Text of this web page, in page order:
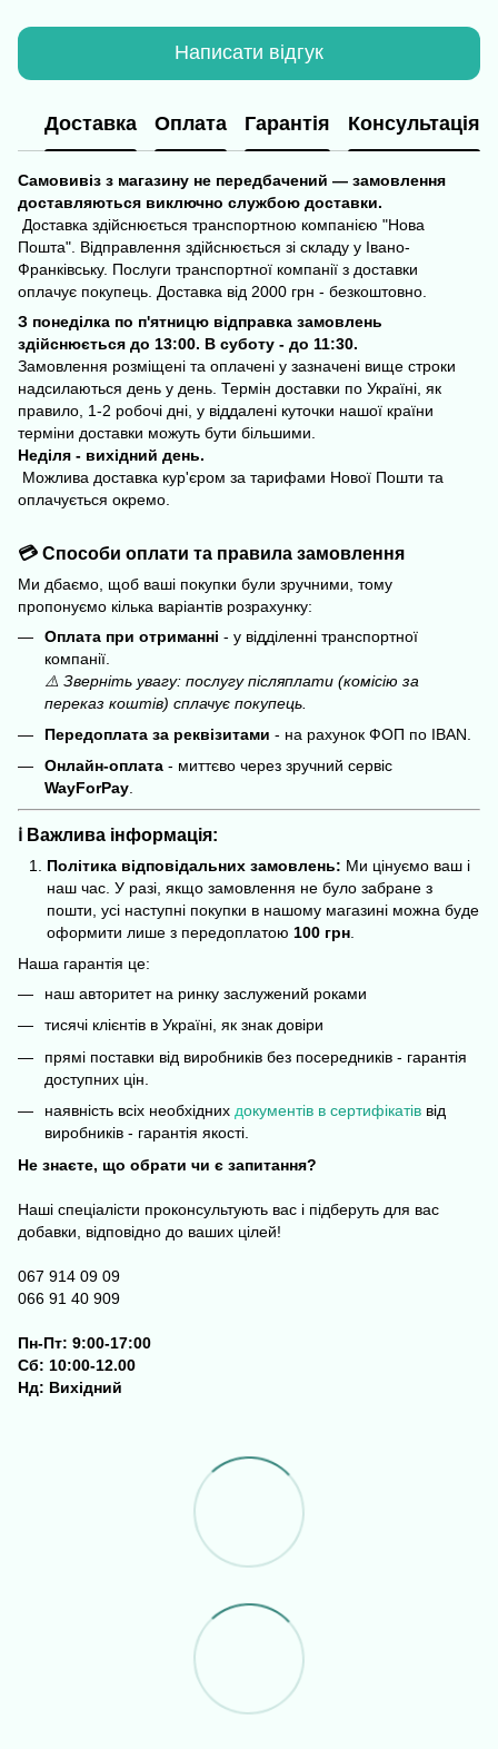
Написати відгук
Доставка Оплата Гарантія Консультація
Самовивіз з магазину не передбачений — замовлення
доставляються виключно службою доставки.
Доставка здійснюється транспортною компанією "Нова
Пошта". Відправлення здійснюється зі складу у Івано-
Франківську. Послуги транспортної компанії з доставки
оплачує покупець. Доставка від 2000 грн - безкоштовно.
З понеділка по п'ятницю відправка замовлень
здійснюється до 13:00. В суботу - до 11:30.
Замовлення розміщені та оплачені у зазначені вище строки
надсилаються день у день. Термін доставки по Україні, як
правило, 1-2 робочі дні, у віддалені куточки нашої країни
терміни доставки можуть бути більшими.
Неділя - вихідний день.
Можлива доставка кур'єром за тарифами Нової Пошти та
оплачується окремо.
💳 Способи оплати та правила замовлення
Ми дбаємо, щоб ваші покупки були зручними, тому
пропонуємо кілька варіантів розрахунку:
Оплата при отриманні - у відділенні транспортної
компанії.
⚠️ Зверніть увагу: послугу післяплати (комісію за
переказ коштів) сплачує покупець.
Передоплата за реквізитами - на рахунок ФОП по IBAN.
Онлайн-оплата - миттєво через зручний сервіс
WayForPay.
ℹ️ Важлива інформація:
Політика відповідальних замовлень: Ми цінуємо ваш і
наш час. У разі, якщо замовлення не було забране з
пошти, усі наступні покупки в нашому магазині можна буде
оформити лише з передоплатою 100 грн
Наша гарантія це:
наш авторитет на ринку заслужений роками
тисячі клієнтів в Україні, як знак довіри
прямі поставки від виробників без посередників - гарантія
доступних цін.
наявність всіх необхідних документів в сертифікатів від
виробників - гарантія якості.
Не знаєте, що обрати чи є запитання?
Наші спеціалісти проконсультують вас і підберуть для вас
добавки, відповідно до ваших цілей!
067 914 09 09
066 91 40 909
Пн-Пт: 9:00-17:00
Сб: 10:00-12.00
Нд: Вихідний